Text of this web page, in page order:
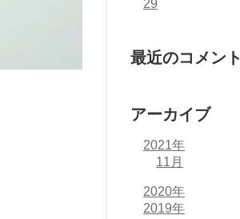
29
最近のコメント
アーカイブ
2021年
11月
2020年
2019年